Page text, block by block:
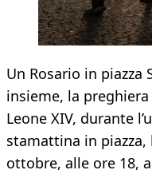
Un Rosario in piazza
insieme, la
Leone XIV, durante
stamattina in
ottobre, alle ore 18,